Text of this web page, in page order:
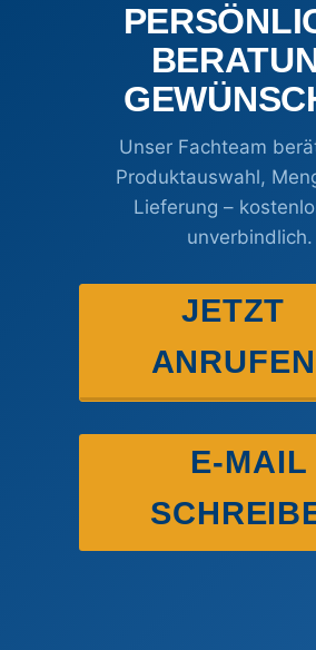
Unser Fachteam
Produktauswahl,
Lieferung –
unverbindlich.
JETZT
ANRUFEN
E-MAIL